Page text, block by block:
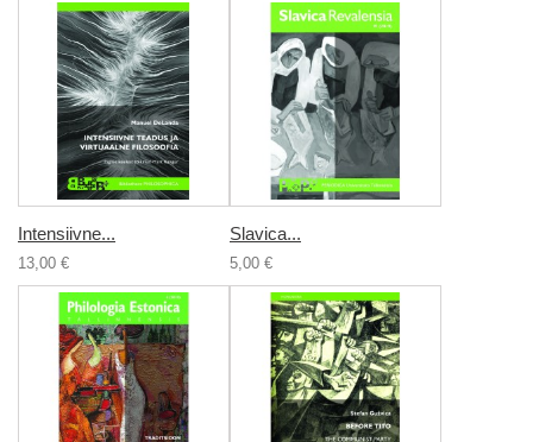
Intensiivne...
13,00 €
Slavica...
5,00 €